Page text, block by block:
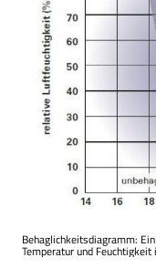
Behaglichkeitsdiagramm:
Temperatur und